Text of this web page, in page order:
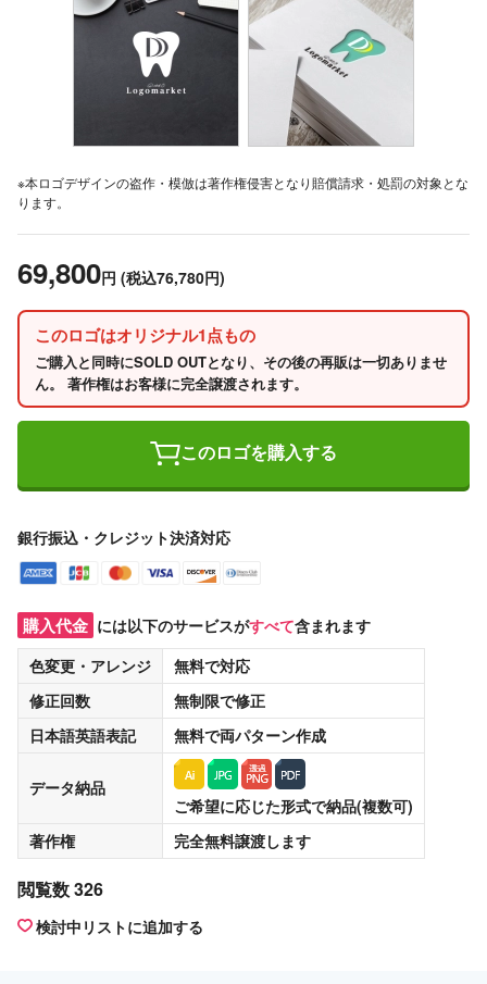
※本ロゴデザインの盗作・模倣は著作権侵害となり賠償請求・処罰の対象とな
ります。
69,800円 (税込76,780円)
このロゴはオリジナル1点もの
ご購入と同時にSOLD OUTとなり、その後の再販は一切ありませ
ん。 著作権はお客様に完全譲渡されます。
このロゴを購入する
銀行振込・クレジット決済対応
購入代金 には以下のサービスがすべて含まれます
色変更・アレンジ
無料で対応
修正回数
無制限で修正
日本語英語表記
無料で両パターン作成
データ納品
ご希望に応じた形式で納品(複数可)
著作権
完全無料譲渡します
閲覧数 326
検討中リストに追加する